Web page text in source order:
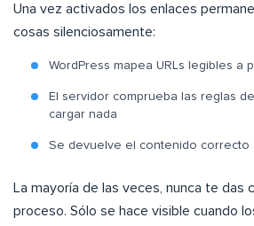
Una vez activados los enlaces
cosas silenciosamente:
WordPress mapea URLs legibles a
El servidor comprueba las reglas
cargar nada
Se devuelve el contenido correcto
La mayoría de las veces, nunca te das
proceso. Sólo se hace visible cuando